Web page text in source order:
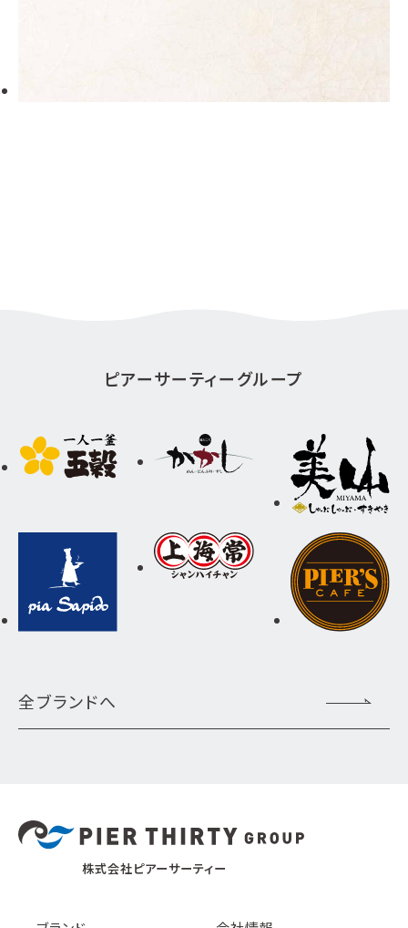
ピアーサーティーグループ
全ブランドへ
株式会社ピアーサーティー